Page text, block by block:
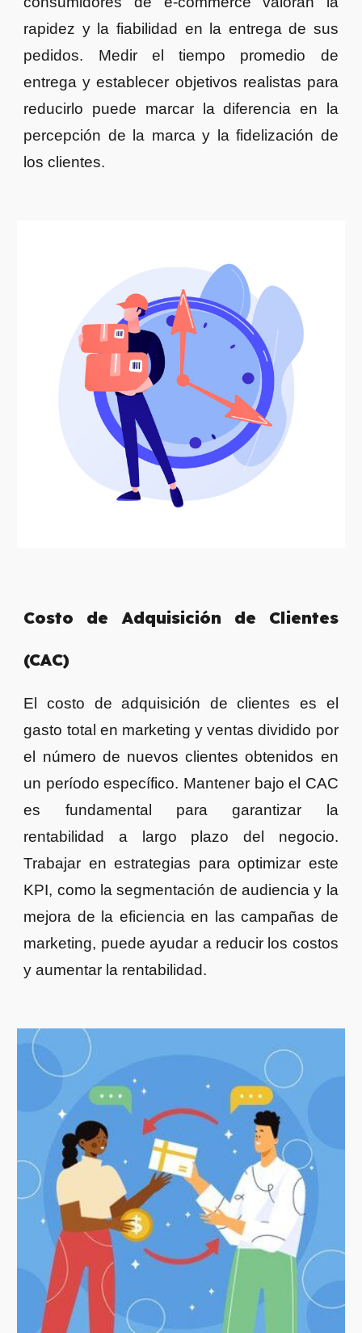
rapidez y la fiabilidad en la entrega de sus
pedidos. Medir el tiempo promedio de
entrega y establecer objetivos realistas para
reducirlo puede marcar la diferencia en la
percepción de la marca y la fidelización de
los clientes.
Costo de Adquisición de Clientes
(CAC)
El costo de adquisición de clientes es el
gasto total en marketing y ventas dividido por
el número de nuevos clientes obtenidos en
un período específico. Mantener bajo el CAC
es fundamental para garantizar la
rentabilidad a largo plazo del negocio.
Trabajar en estrategias para optimizar este
KPI, como la segmentación de audiencia y la
mejora de la eficiencia en las campañas de
marketing, puede ayudar a reducir los costos
y aumentar la rentabilidad.